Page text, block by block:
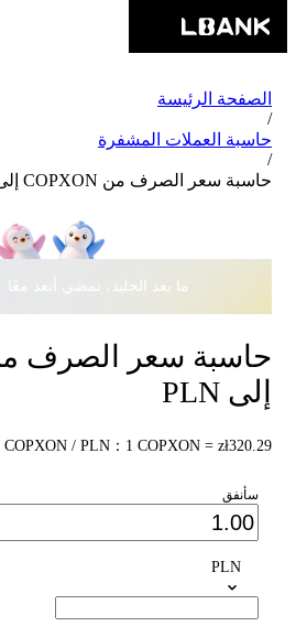
الصفحة الرئيسة
/
حاسبة العملات المشفرة
/
حاسبة سعر الصرف من COPXON إلى PLN
ما بعد الجليد، نمضي أبعد معًا · ‎
إلى PLN
COPXON / PLN：1 COPXON = zł320.29
سأنفق
PLN